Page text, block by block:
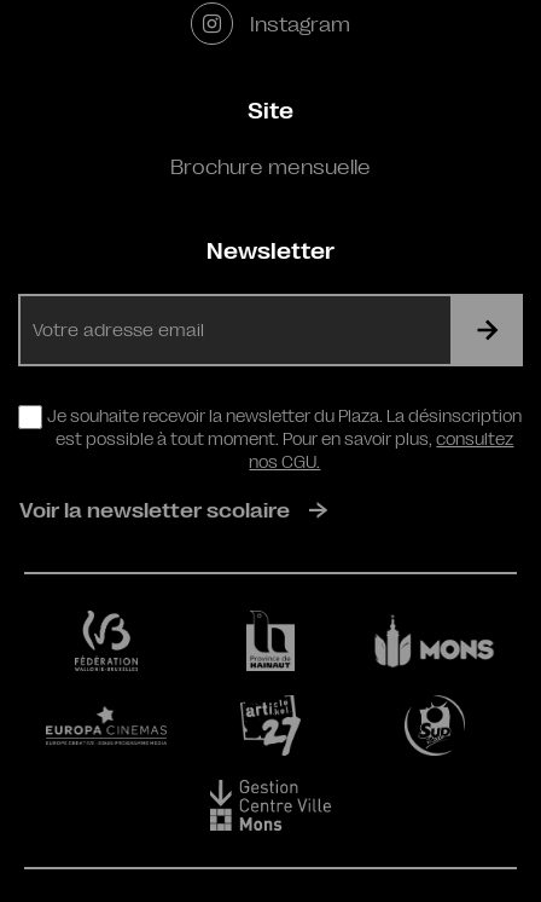
Instagram
Site
Brochure mensuelle
Newsletter
RGPD
Je souhaite recevoir la newsletter du Plaza. La désinscription
est possible à tout moment. Pour en savoir plus,consultez
nos CGU.
Voir la newsletter scolaire